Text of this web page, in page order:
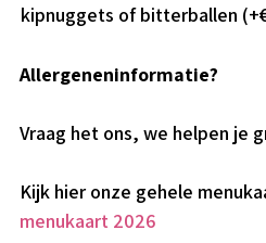
kipnuggets of bitterballen
Allergeneninformatie?
Vraag het ons, we helpen je
Kijk hier onze gehele
menukaart 2026